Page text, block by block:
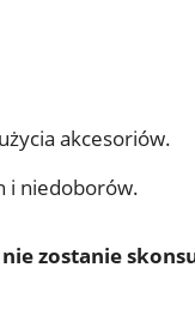
akcesoriów.
i niedoborów.
zostanie